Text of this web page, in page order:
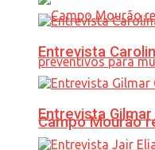
Campo Mourão
Entrevista
Entrevista